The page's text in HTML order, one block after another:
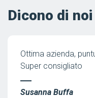
Dicono di noi
Ottima azienda,
Super consigliato
Susanna Buffa